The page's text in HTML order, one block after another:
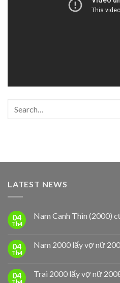
LATEST NEWS
04
Th4
Nam Canh Thìn (2000)
04
Th4
Nam 2000 lấy vợ nữ
04 Trai 2000 lấy vợ nữ